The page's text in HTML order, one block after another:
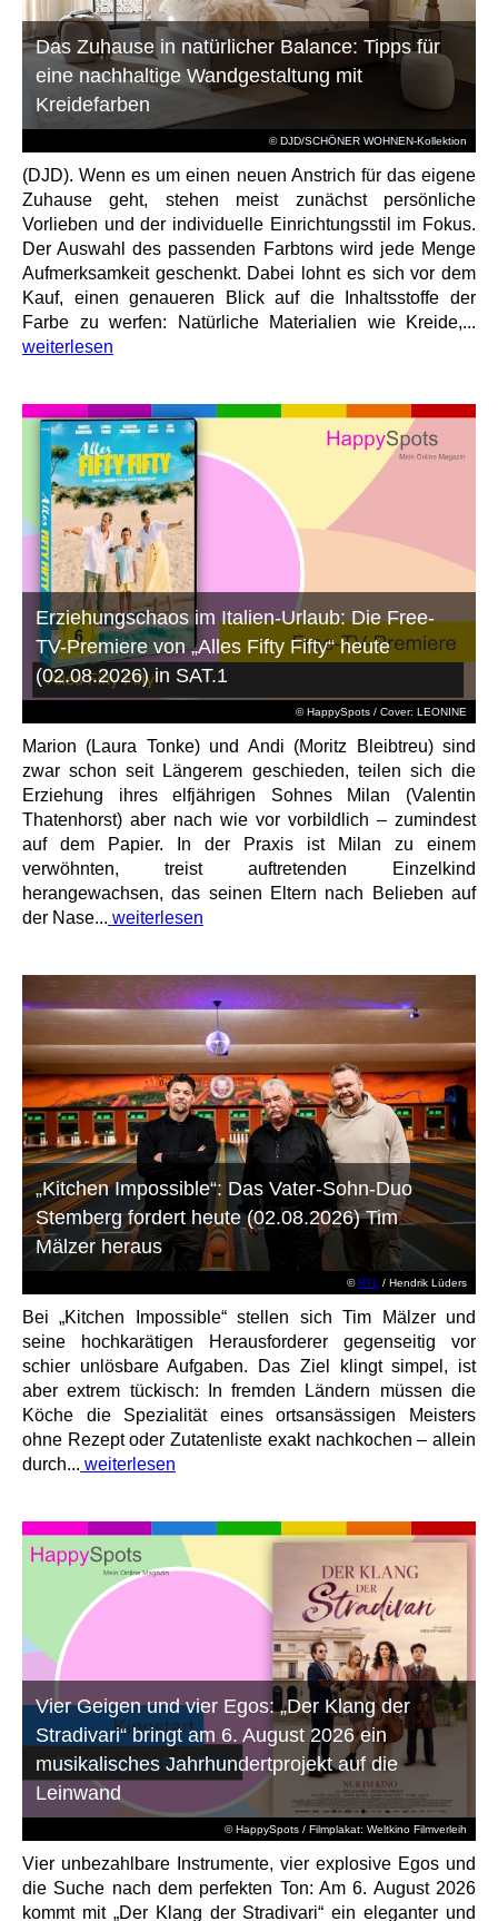
© DJD/SCHÖNER WOHNEN-Kollektion
Das Zuhause in natürlicher Balance: Tipps für
eine nachhaltige Wandgestaltung mit
Kreidefarben
(DJD). Wenn es um einen neuen Anstrich für das eigene
Zuhause geht, stehen meist zunächst persönliche
Vorlieben und der individuelle Einrichtungsstil im Fokus.
Der Auswahl des passenden Farbtons wird jede Menge
Aufmerksamkeit geschenkt. Dabei lohnt es sich vor dem
Kauf, einen genaueren Blick auf die Inhaltsstoffe der
Farbe zu werfen: Natürliche Materialien wie Kreide,...
weiterlesen
© HappySpots / Cover: LEONINE
Erziehungschaos im Italien-Urlaub: Die Free-
TV-Premiere von „Alles Fifty Fifty“ heute
(02.08.2026) in SAT.1
Marion (Laura Tonke) und Andi (Moritz Bleibtreu) sind
zwar schon seit Längerem geschieden, teilen sich die
Erziehung ihres elfjährigen Sohnes Milan (Valentin
Thatenhorst) aber nach wie vor vorbildlich – zumindest
auf dem Papier. In der Praxis ist Milan zu einem
verwöhnten, treist auftretenden Einzelkind
herangewachsen, das seinen Eltern nach Belieben auf
der Nase... weiterlesen
©RTL / Hendrik Lüders
„Kitchen Impossible“: Das Vater-Sohn-Duo
Stemberg fordert heute (02.08.2026) Tim
Mälzer heraus
Bei „Kitchen Impossible“ stellen sich Tim Mälzer und
seine hochkarätigen Herausforderer gegenseitig vor
schier unlösbare Aufgaben. Das Ziel klingt simpel, ist
aber extrem tückisch: In fremden Ländern müssen die
Köche die Spezialität eines ortsansässigen Meisters
ohne Rezept oder Zutatenliste exakt nachkochen – allein
durch... weiterlesen
© HappySpots / Filmplakat: Weltkino Filmverleih
Vier Geigen und vier Egos: „Der Klang der
Stradivari“ bringt am 6. August 2026 ein
musikalisches Jahrhundertprojekt auf die
Leinwand
Vier unbezahlbare Instrumente, vier explosive Egos und
die Suche nach dem perfekten Ton: Am 6. August 2026
kommt mit „Der Klang der Stradivari“ ein eleganter und